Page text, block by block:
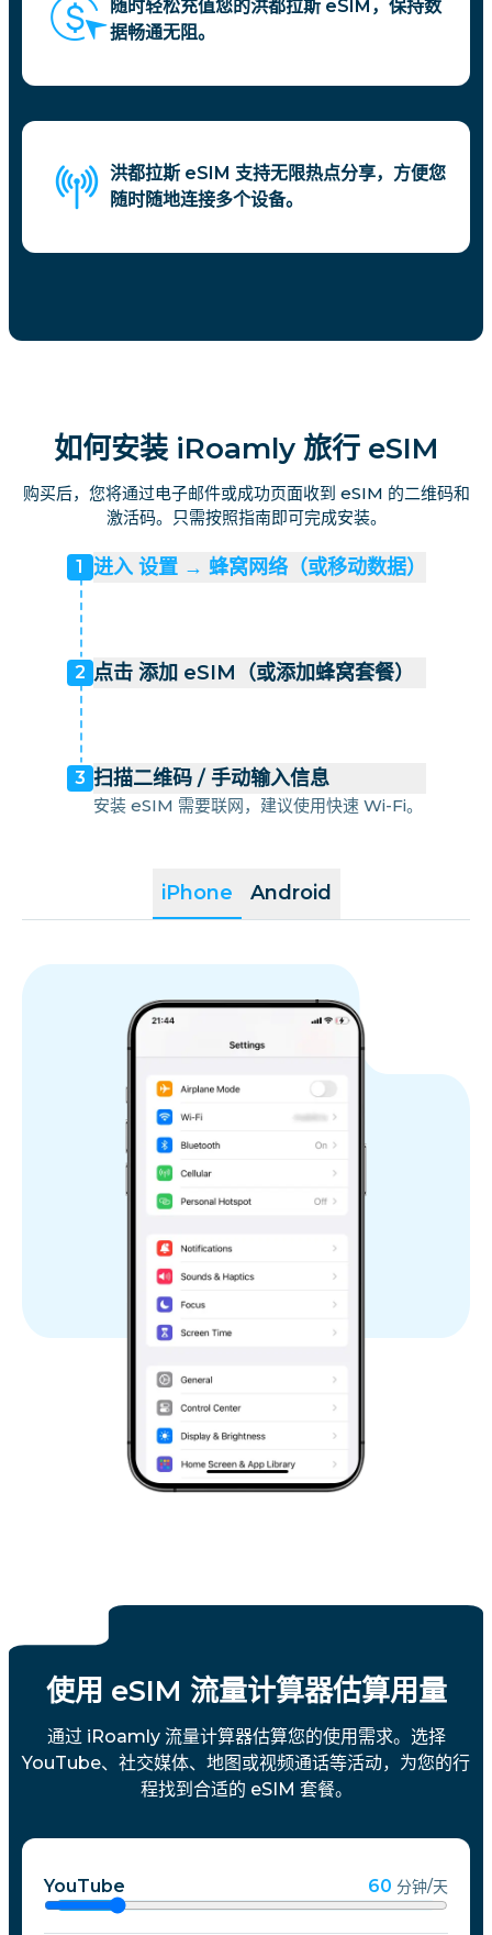
随时轻松充值您的洪都拉斯 eSIM，保持数
据畅通无阻。
洪都拉斯 eSIM 支持无限热点分享，方便您
随时随地连接多个设备。
如何安装 iRoamly 旅行 eSIM
购买后，您将通过电子邮件或成功页面收到 eSIM 的二维码和
激活码。只需按照指南即可完成安装。
iPhone Android
1 进入 设置 → 蜂窝网络（或移动数据）
2 点击 添加 eSIM（或添加蜂窝套餐）
3 扫描二维码 / 手动输入信息
安装 eSIM 需要联网，建议使用快速 Wi-Fi。
使用 eSIM 流量计算器估算用量
通过 iRoamly 流量计算器估算您的使用需求。选择
YouTube、社交媒体、地图或视频通话等活动，为您的行
程找到合适的 eSIM 套餐。
YouTube 60 分钟/天